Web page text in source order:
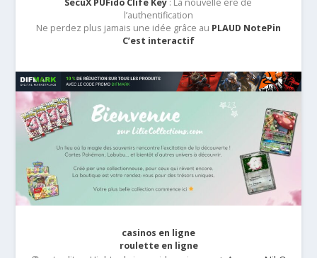
l’authentification
Ne perdez plus jamais une idée grâce au PLAUD NotePin
C’est interactif
casinos en ligne
roulette en ligne